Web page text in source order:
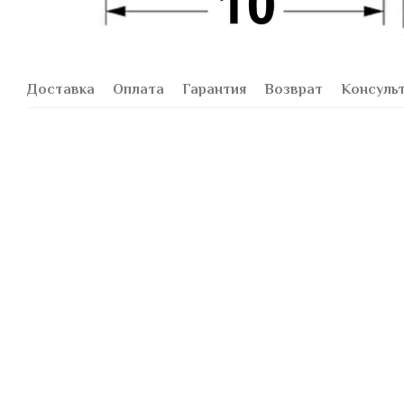
Доставка Оплата Гарантия Возврат